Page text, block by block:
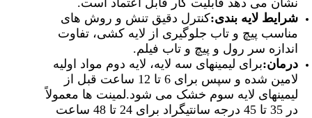
نشان می دهد قابلیت کار قابل اعتماد است.
شرایط لایه بندی:کنترل دقیق تنش و روش های
مناسب پیچ و تاب جلوگیری از لایه کشی، تفاوت
اندازه سر رول و پیچ و تاب فیلم.
درمان:برای لیمینهای سه لایه، لایه دوم مواد اولیه
لامین شده و سپس برای 6 تا 12 ساعت قبل از
لیمینهای لایه سوم خشک می شود.لمینت ها معمولاً
در 35 تا 45 درجه سانتیگراد برای 24 تا 48 ساعت